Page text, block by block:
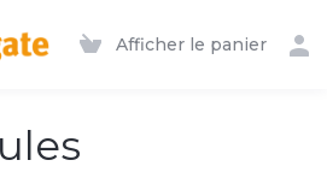
Afficher le panier